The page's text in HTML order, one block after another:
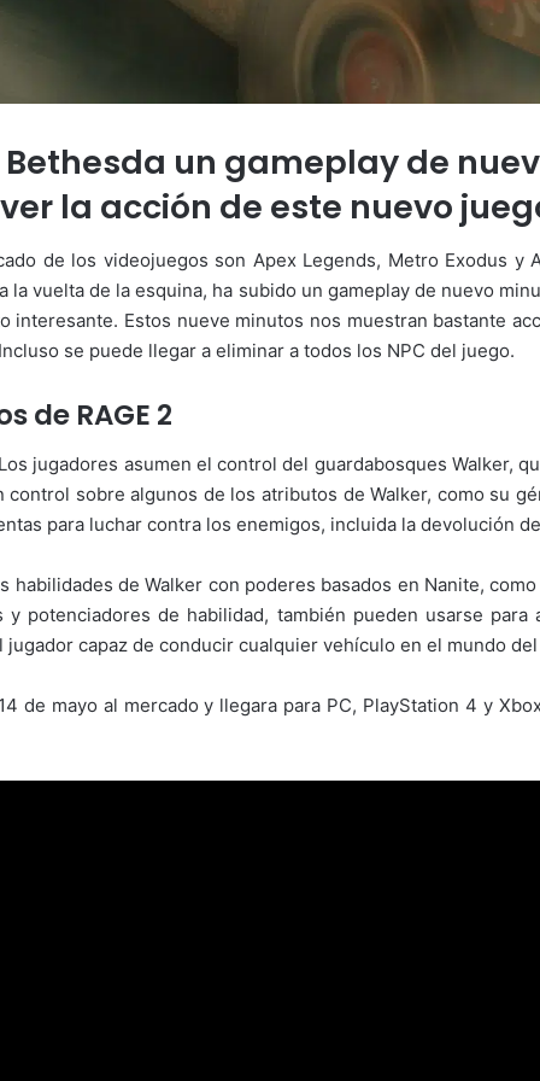
un gameplay de
la acción de este nuevo
de los videojuegos son Apex Legends, Metro Exodus y
la vuelta de la esquina, ha subido un gameplay de nuevo
Estos nueve minutos nos muestran bastante
se puede llegar a eliminar a todos los NPC del juego.
de RAGE 2
jugadores asumen el control del guardabosques Walker,
sobre algunos de los atributos de Walker, como su
para luchar contra los enemigos, incluida la devolución
habilidades de Walker con poderes basados en Nanite,
potenciadores de habilidad, también pueden usarse
capaz de conducir cualquier vehículo en el mundo del
de mayo al mercado y llegara para PC, PlayStation 4 y